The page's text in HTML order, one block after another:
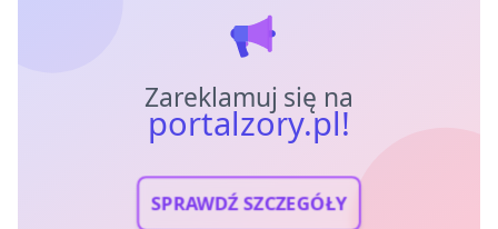
Zareklamuj się na
portalzory.pl!
SPRAWDŹ SZCZEGÓŁY